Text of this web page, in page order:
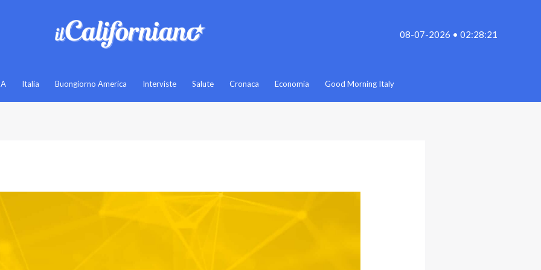
08-07-2026 • 02:28:21
Italia Buongiorno America Interviste Salute Cronaca Economia Good Morning Italy